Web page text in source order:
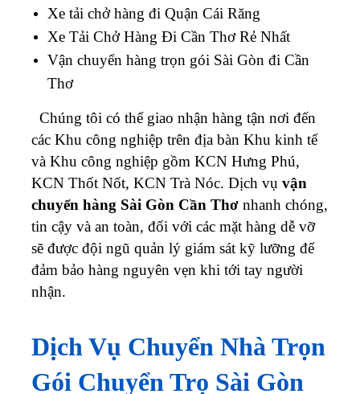
Xe tải chở hàng đi Quận Cái Răng
Xe Tải Chở Hàng Đi Cần Thơ Rẻ Nhất
Vận chuyển hàng trọn gói Sài Gòn đi Cần
Thơ
Chúng tôi có thể giao nhận hàng tận nơi đến
các Khu công nghiệp trên địa bàn Khu kinh tế
và Khu công nghiệp gồm KCN Hưng Phú,
KCN Thốt Nốt, KCN Trà Nóc. Dịch vụ vận
chuyển hàng Sài Gòn Cần Thơ nhanh chóng,
tin cậy và an toàn, đối với các mặt hàng dễ vỡ
sẽ được đội ngũ quản lý giám sát kỹ lưỡng để
đảm bảo hàng nguyên vẹn khi tới tay người
nhận.
Dịch Vụ Chuyển Nhà Trọn
Gói Chuyển Trọ Sài Gòn